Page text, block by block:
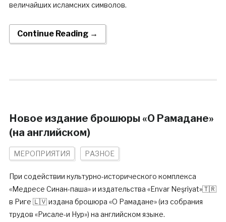
величайших исламских символов.
Continue Reading →
Новое издание брошюры «О Рамадане»
(на английском)
МЕРОПРИЯТИЯ РАЗНОЕ
При содействии культурно-исторического комплекса
«Медресе Синан-паша» и издательства «Envar Neşriyat»🇹🇷
в Риге 🇱🇻 издана брошюра «О Рамадане» (из собрания
трудов «Рисале-и Нур») на английском языке.